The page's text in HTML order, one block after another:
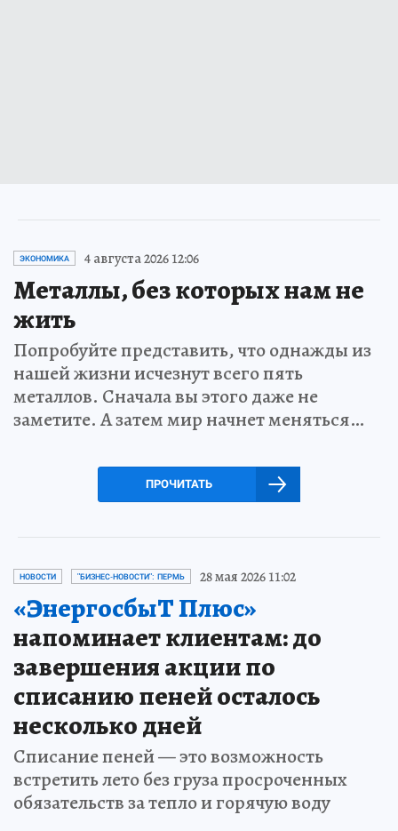
ЭКОНОМИКА 4 августа 2026 12:06
Металлы, без которых нам не
жить
Попробуйте представить, что однажды из
нашей жизни исчезнут всего пять
металлов. Сначала вы этого даже не
заметите. А затем мир начнет меняться…
ПРОЧИТАТЬ
НОВОСТИ "БИЗНЕС-НОВОСТИ": ПЕРМЬ 28 мая 2026 11:02
«ЭнергосбыТ Плюс»
напоминает клиентам: до
завершения акции по
списанию пеней осталось
несколько дней
Списание пеней — это возможность
встретить лето без груза просроченных
обязательств за тепло и горячую воду